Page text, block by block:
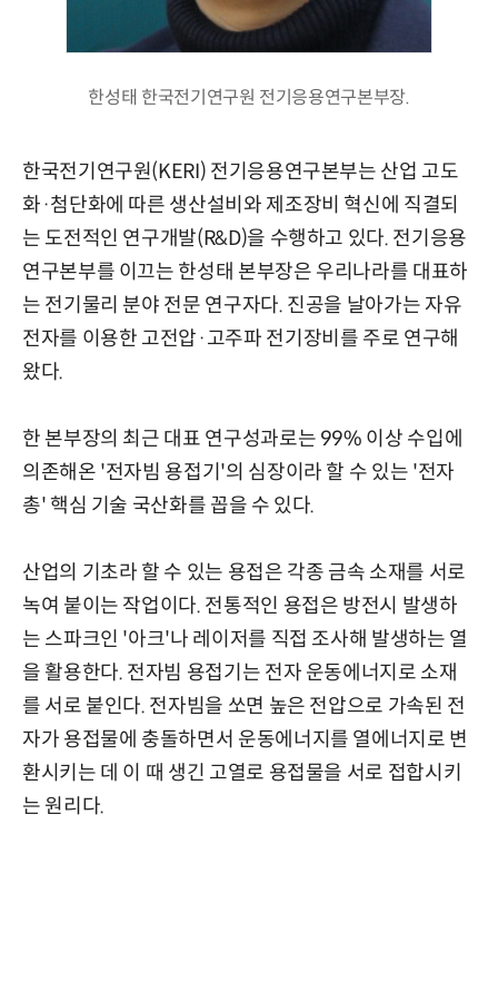
한성태 한국전기연구원 전기응용연구본부장.
한국전기연구원(KERI) 전기응용연구본부는 산업 고도
화·첨단화에 따른 생산설비와 제조장비 혁신에 직결되
는 도전적인 연구개발(R&D)을 수행하고 있다. 전기응용
연구본부를 이끄는 한성태 본부장은 우리나라를 대표하
는 전기물리 분야 전문 연구자다. 진공을 날아가는 자유
전자를 이용한 고전압·고주파 전기장비를 주로 연구해
왔다.
한 본부장의 최근 대표 연구성과로는 99% 이상 수입에
의존해온 '전자빔 용접기'의 심장이라 할 수 있는 '전자
총' 핵심 기술 국산화를 꼽을 수 있다.
산업의 기초라 할 수 있는 용접은 각종 금속 소재를 서로
녹여 붙이는 작업이다. 전통적인 용접은 방전시 발생하
는 스파크인 '아크'나 레이저를 직접 조사해 발생하는 열
을 활용한다. 전자빔 용접기는 전자 운동에너지로 소재
를 서로 붙인다. 전자빔을 쏘면 높은 전압으로 가속된 전
자가 용접물에 충돌하면서 운동에너지를 열에너지로 변
환시키는 데 이 때 생긴 고열로 용접물을 서로 접합시키
는 원리다.